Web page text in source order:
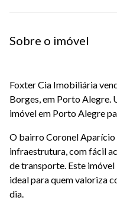
Sobre o imóvel
Foxter Cia Imobiliária
Borges, em Porto Alegre.
imóvel em Porto Alegre
O bairro Coronel
infraestrutura, com fácil
de transporte. Este
ideal para quem valoriza
dia.